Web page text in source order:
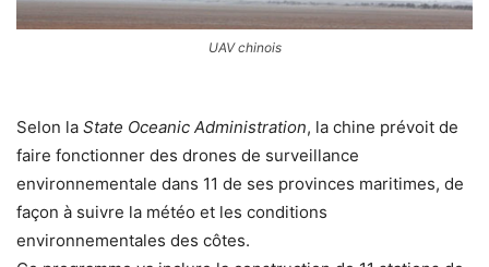
UAV chinois
Selon la State Oceanic Administration, la chine prévoit de
faire fonctionner des drones de surveillance
environnementale dans 11 de ses provinces maritimes, de
façon à suivre la météo et les conditions
environnementales des côtes.